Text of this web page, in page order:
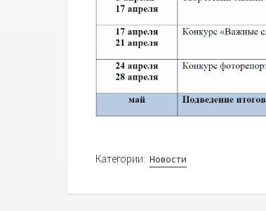
Категории: Новости